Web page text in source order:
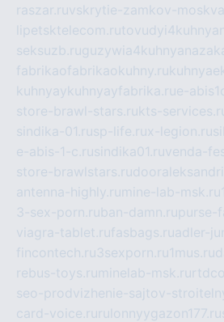
raszar.ruvskrytie-zamkov-
lipetsktelecom.ru
seksuzb.ru
fabrikaofabrikaokuhny.ru
kuhnyaykuhnyayfabrika.rue-
store-brawl-stars.rukts-
sindika-01.rusp-life.rux-legion.ru
e-abis-1-c.rusindika01.ruvenda-
store-brawlstars.ru
antenna-highly.ru mine-lab-msk.ru
3-sex-porn.ruban-damn.rupurse-
viagra-tablet.rufasbags.ruadler-
fincontech.ru3sexporn.ru1mus.ru
rebus-toys.ru minelab-msk.ru
seo-prodvizhenie-sajtov-
card-voice.ru rulonnyygazon177.ru